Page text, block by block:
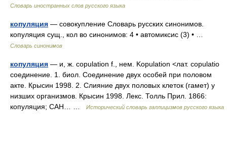
Словарь иностранных слов русского языка
копуляция — совокупление Словарь русских синонимов.
копуляция сущ., кол во синонимов: 4 • автомиксис (3) • …
Словарь синонимов
копуляция — и, ж. copulation f., нем. Kopulation <лат. copulatio
соединение. 1. биол. Соединение двух особей при половом
акте. Крысин 1998. 2. Слияние двух половых клеток (гамет) у
низших организмов. Крысин 1998. Лекс. Толль Прил. 1866:
копуляция; САН… …
Исторический словарь галлицизмов русского языка